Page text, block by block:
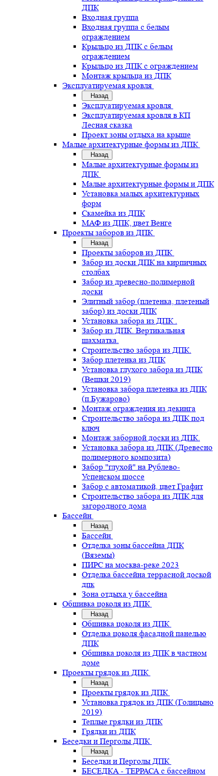
ДПК
Входная группа
Входная группа с белым
ограждением
Крыльцо из ДПК с белым
ограждением
Крыльцо из ДПК с ограждением
Монтаж крыльца из ДПК
Эксплуатируемая кровля
Назад
Эксплуатируемая кровля
Эксплуатируемая кровля в КП
Лесная сказка
Проект зоны отдыха на крыше
Малые архитектурные формы из ДПК
Назад
Малые архитектурные формы из
ДПК
Малые архитектурные формы и ДПК
Установка малых архитектурных
форм
Скамейка из ДПК
МАФ из ДПК, цвет Венге
Проекты заборов из ДПК
Назад
Проекты заборов из ДПК
Забор из доски ДПК на кирпичных
столбах
Забор из древесно-полимерной
доски
Элитный забор (плетенка, плетеный
забор) из доски ДПК
Установка забора из ДПК .
Забор из ДПК. Вертикальная
шахматка.
Строительство забора из ДПК.
Забор плетенка из ДПК
Установка глухого забора из ДПК
(Вешки 2019)
Установка забора плетенка из ДПК
(п.Бужарово)
Монтаж ограждения из декинга
Строительство забора из ДПК под
ключ
Монтаж заборной доски из ДПК.
Установка забора из ДПК (Древесно
полимерного композита)
Забор "глухой" на Рублево-
Успенском шоссе
Забор с автоматикой, цвет Графит
Строительство забора из ДПК для
загородного дома
Бассейн
Назад
Бассейн
Отделка зоны бассейна ДПК
(Вяземы)
ПИРС на москва-реке 2023
Отделка бассейна террасной доской
дпк
Зона отдыха у бассейна
Обшивка цоколя из ДПК
Назад
Обшивка цоколя из ДПК
Отделка цоколя фасадной панелью
ДПК
Обшивка цоколя из ДПК в частном
доме
Проекты грядок из ДПК
Назад
Проекты грядок из ДПК
Установка грядок из ДПК (Голицыно
2019)
Теплые грядки из ДПК
Грядки из ДПК
Беседки и Перголы ДПК
Назад
Беседки и Перголы ДПК
БЕСЕДКА - ТЕРРАСА с бассейном